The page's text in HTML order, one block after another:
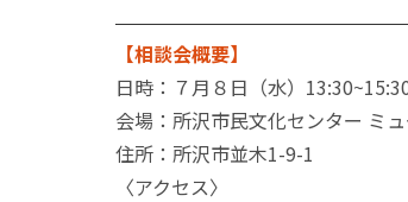
【相談会概要】
日時：７月８日（水）
会場：所沢市民文化センター
住所： 所沢市並木1-9-1
〈アクセス〉